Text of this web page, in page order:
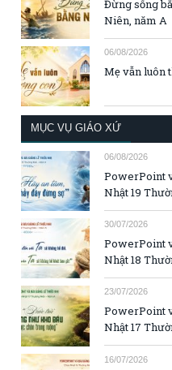
Đừng sống
Niên, năm A
06/08/2026
Mẹ vẫn luôn
MỤC VỤ GIÁO XỨ
06/08/2026
PowerPoint
Nhật 19
30/07/2026
PowerPoint
Nhật 18
23/07/2026
PowerPoint
Nhật 17
16/07/2026